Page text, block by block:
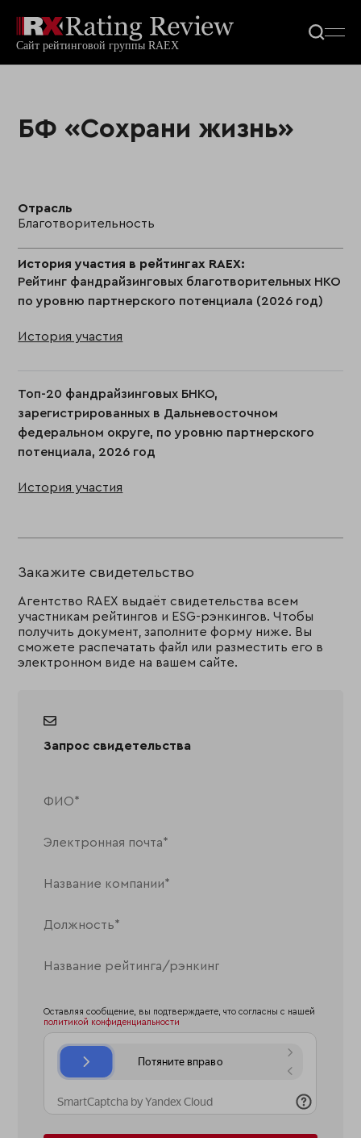
БФ «Сохрани жизнь»
Отрасль
Благотворительность
История участия в рейтингах RAEX:
Рейтинг фандрайзинговых благотворительных НКО
по уровню партнерского потенциала (2026 год)
История участия
Топ-20 фандрайзинговых БНКО,
зарегистрированных в Дальневосточном
федеральном округе, по уровню партнерского
потенциала, 2026 год
История участия
Закажите свидетельство
Агентство RAEX выдаёт свидетельства всем
участникам рейтингов и ESG-рэнкингов. Чтобы
получить документ, заполните форму ниже. Вы
сможете распечатать файл или разместить его в
электронном виде на вашем сайте.
Запрос свидетельства
Оставляя сообщение, вы подтверждаете, что согласны с нашей
политикой конфиденциальности